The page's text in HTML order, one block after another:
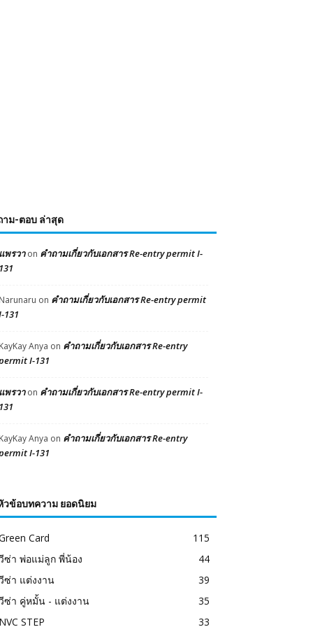
าม-ตอบ ล่าสุด
แพรวาon คำถามเกี่ยวกับเอกสาร Re-entry permit I-
131
Narunaru on คำถามเกี่ยวกับเอกสาร Re-entry permit
131
KayKay Anya on คำถามเกี่ยวกับเอกสาร Re-entry
I-131
แพรวาon คำถามเกี่ยวกับเอกสาร Re-entry permit I-
131
KayKay Anya on คำถามเกี่ยวกับเอกสาร Re-entry
I-131
วข้อบทความ ยอดนิยม
Card
115
ซ่า พ่อแม่ลูก พี่น้อง
44
ซ่า แต่งงาน
39
ซ่า คู่หมั้น - แต่งงาน
35
NVC STEP
33